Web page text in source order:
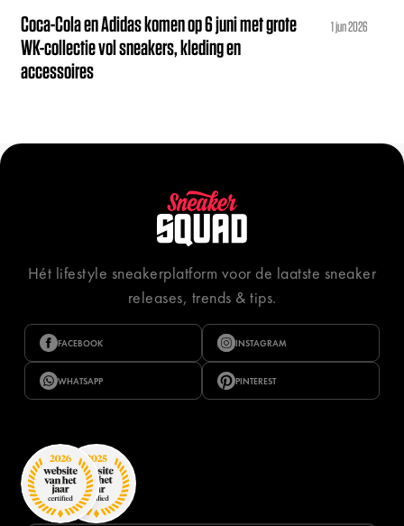
Coca-Cola en Adidas komen op 6 juni met grote
WK-collectie vol sneakers, kleding en
accessoires
1 jun 2026
Hét lifestyle sneakerplatform voor de laatste sneaker
releases, trends & tips.
FACEBOOK INSTAGRAM
WHATSAPP PINTEREST